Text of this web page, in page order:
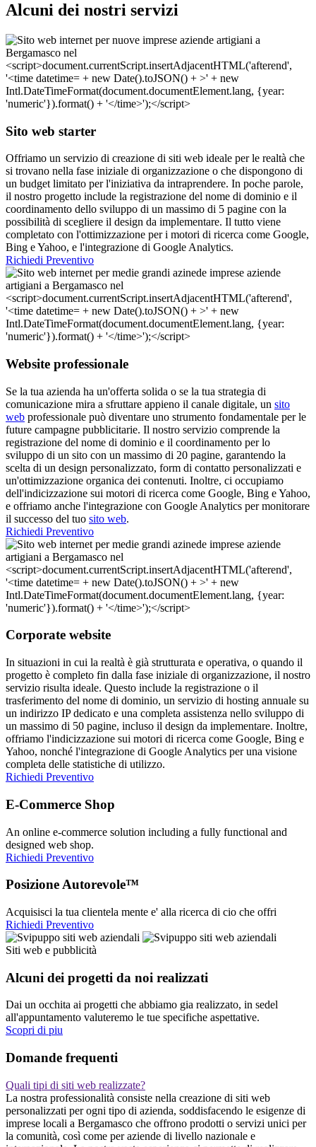
Alcuni dei nostri servizi
Sito web starter
Offriamo un servizio di creazione di siti web ideale per le realtà che
si trovano nella fase iniziale di organizzazione o che dispongono di
un budget limitato per l'iniziativa da intraprendere. In poche parole,
il nostro progetto include la registrazione del nome di dominio e il
coordinamento dello sviluppo di un massimo di 5 pagine con la
possibilità di scegliere il design da implementare. Il tutto viene
completato con l'ottimizzazione per i motori di ricerca come Google,
Bing e Yahoo, e l'integrazione di Google Analytics.
Richiedi Preventivo
Website professionale
Se la tua azienda ha un'offerta solida o se la tua strategia di
comunicazione mira a sfruttare appieno il canale digitale, un sito
web professionale può diventare uno strumento fondamentale per le
future campagne pubblicitarie. Il nostro servizio comprende la
registrazione del nome di dominio e il coordinamento per lo
sviluppo di un sito con un massimo di 20 pagine, garantendo la
scelta di un design personalizzato, form di contatto personalizzati e
un'ottimizzazione organica dei contenuti. Inoltre, ci occupiamo
dell'indicizzazione sui motori di ricerca come Google, Bing e Yahoo,
e offriamo anche l'integrazione con Google Analytics per monitorare
il successo del tuo sito web.
Richiedi Preventivo
Corporate website
In situazioni in cui la realtà è già strutturata e operativa, o quando il
progetto è completo fin dalla fase iniziale di organizzazione, il nostro
servizio risulta ideale. Questo include la registrazione o il
trasferimento del nome di dominio, un servizio di hosting annuale su
un indirizzo IP dedicato e una completa assistenza nello sviluppo di
un massimo di 50 pagine, incluso il design da implementare. Inoltre,
offriamo l'indicizzazione sui motori di ricerca come Google, Bing e
Yahoo, nonché l'integrazione di Google Analytics per una visione
completa delle statistiche di utilizzo.
Richiedi Preventivo
E-Commerce Shop
An online e-commerce solution including a fully functional and
designed web shop.
Richiedi Preventivo
Posizione Autorevole™
Acquisisci la tua clientela mente e' alla ricerca di cio che offri
Richiedi Preventivo
Siti web e pubblicità
Alcuni dei progetti da noi realizzati
Dai un occhita ai progetti che abbiamo gia realizzato, in sedel
all'appuntamento valuteremo le tue specifiche aspettative.
Scopri di piu
Domande frequenti
Quali tipi di siti web realizzate?
La nostra professionalità consiste nella creazione di siti web
personalizzati per ogni tipo di azienda, soddisfacendo le esigenze di
imprese locali a Bergamasco che offrono prodotti o servizi unici per
la comunità, così come per aziende di livello nazionale e